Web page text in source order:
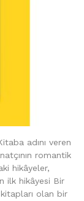
adını veren
romantik
hikâyeler,
ilk hikâyesi Bir
olan bir